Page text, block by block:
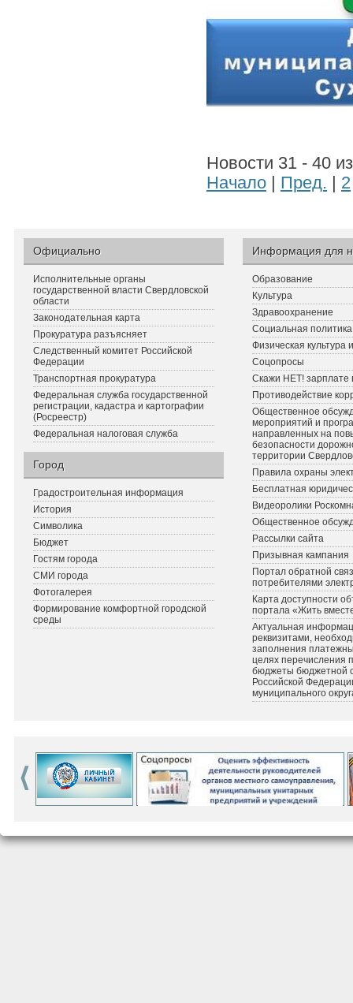
Новости 31 - 40
Начало
Пред. 2
Официально
Исполнительные органы
государственной власти Свердловской
области
Законодательная карта
Прокуратура разъясняет
Следственный комитет Российской
Федерации
Транспортная прокуратура
Федеральная служба государственной
регистрации, кадастра и картографии
(Росреестр)
Федеральная налоговая служба
Город
Градостроительная информация
История
Символика
Бюджет
Гостям города
СМИ города
Фотогалерея
Формирование комфортной городской
среды
Информация для
Образование
Культура
Здравоохранение
Социальная политика
Физическая культура
Соцопросы
Скажи НЕТ! зарплате
Противодействие
Общественное
мероприятий и
направленных на
безопасности
территории
Правила охраны
Бесплатная
Видеоролики
Общественное
Рассылки сайта
Призывная кампания
Портал обратной
потребителями
Карта доступности
портала «Жить
Актуальная
реквизитами,
заполнения
целях перечисления
бюджеты бюджетной
Российской
муниципального